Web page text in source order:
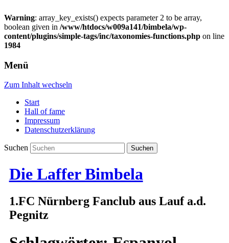
Warning: array_key_exists() expects parameter 2 to be array,
boolean given in /www/htdocs/w009a141/bimbela/wp-
content/plugins/simple-tags/inc/taxonomies-functions.php on line
1984
Menü
Zum Inhalt wechseln
Start
Hall of fame
Impressum
Datenschutzerklärung
Suchen
Die Laffer Bimbela
1.FC Nürnberg Fanclub aus Lauf a.d.
Pegnitz